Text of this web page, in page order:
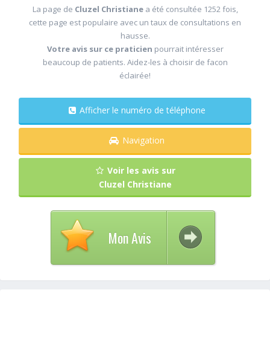
La page de Cluzel Christiane a été consultée 1252 fois,
cette page est populaire avec un taux de consultations en
hausse.
Votre avis sur ce praticien pourrait intéresser
beaucoup de patients. Aidez-les à choisir de facon
éclairée!
Afficher le numéro de téléphone
Navigation
Voir les avis sur
Cluzel Christiane
Mon Avis